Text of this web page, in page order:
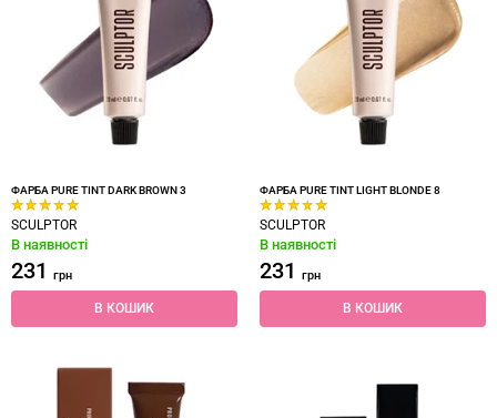
ФАРБА PURE TINT DARK BROWN 3
SCULPTOR
В наявності
231 грн
В КОШИК
ФАРБА PURE TINT LIGHT BLONDE 8
SCULPTOR
В наявності
231 грн
В КОШИК